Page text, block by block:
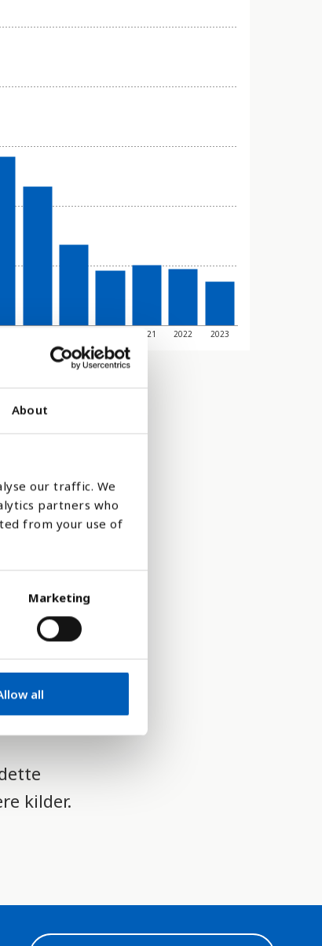
About
our traffic. We
partners who
from your use of
Marketing
all
2021 2022 2023
andel
af
kilder.